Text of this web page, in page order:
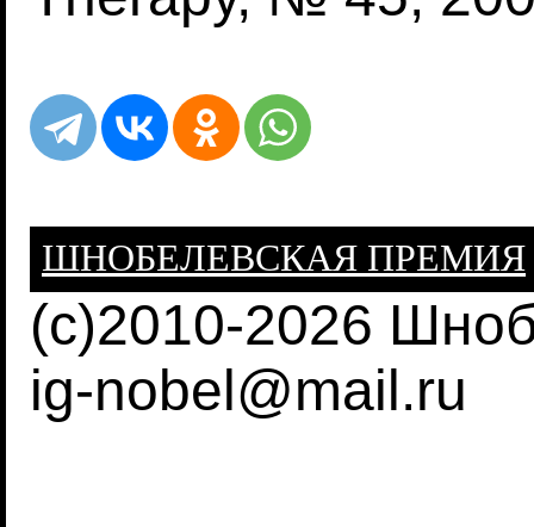
ШНОБЕЛЕВСКАЯ ПРЕМИЯ
(c)2010-2026
ig-nobel@mail.ru